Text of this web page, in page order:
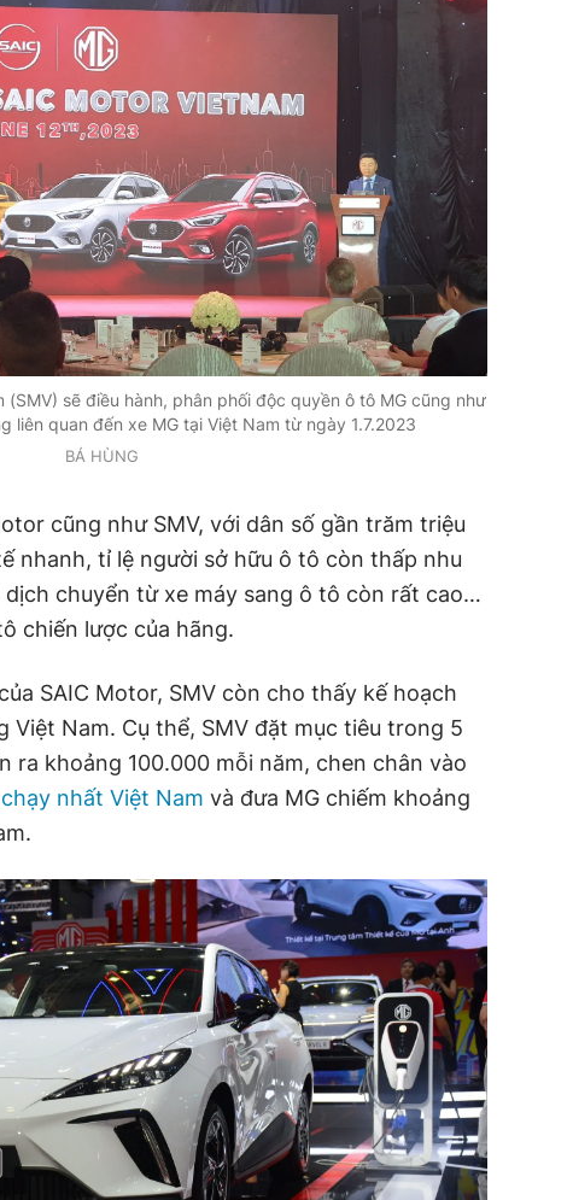
(SMV) sẽ điều hành, phân phối độc quyền ô tô MG cũng như
liên quan đến xe MG tại Việt Nam từ ngày 1.7.2023
BÁ HÙNG
cũng như SMV, với dân số gần trăm triệu
nhanh, tỉ lệ người sở hữu ô tô còn thấp nhu
chuyển từ xe máy sang ô tô còn rất cao…
chiến lược của hãng.
SAIC Motor, SMV còn cho thấy kế hoạch
Nam. Cụ thể, SMV đặt mục tiêu trong 5
ra khoảng 100.000 mỗi năm, chen chân vào
nhất Việt Nam và đưa MG chiếm khoảng